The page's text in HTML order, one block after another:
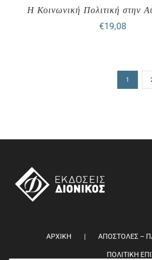
Η Κοινωνική Πολιτική στην
€19,08
1
ΑΡΧΙΚΗ ΑΠΟΣΤΟΛΕΣ –
ΠΟΛΙΤΙΚΗ